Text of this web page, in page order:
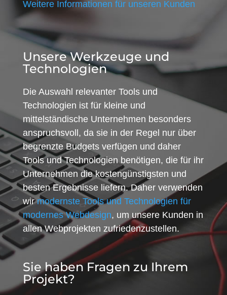
Weitere Informationen für unseren Kunden
Unsere Werkzeuge und
Technologien
Die Auswahl relevanter Tools und
Technologien ist für kleine und
mittelständische Unternehmen besonders
anspruchsvoll, da sie in der Regel nur über
begrenzte Budgets verfügen und daher
Tools und Technologien benötigen, die für ihr
Unternehmen die kostengünstigsten und
besten Ergebnisse liefern. Daher verwenden
wirmodernste Tools und Technologien für
modernes Webdesign, um unsere Kunden in
allen Webprojekten zufriedenzustellen.
Sie haben Fragen zu Ihrem
Projekt?